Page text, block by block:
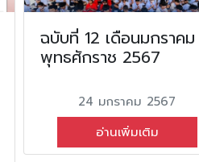
ฉบับที่ 12 เดือนมกราคม
พุทธศักราช 2567
24 มกราคม 2567
อ่านเพิ่มเติม